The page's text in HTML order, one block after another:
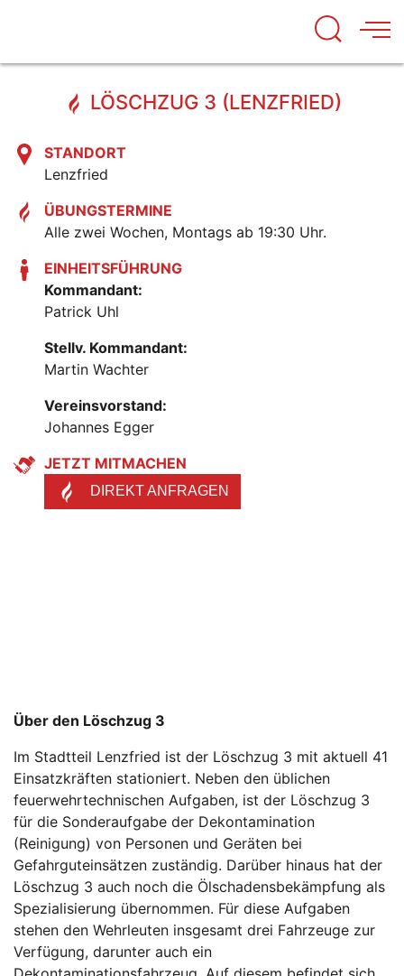
LÖSCHZUG 3 (LENZFRIED)
STANDORT
Lenzfried
ÜBUNGSTERMINE
Alle zwei Wochen, Montags ab 19:30 Uhr.
EINHEITSFÜHRUNG
Kommandant:
Patrick Uhl
Stellv. Kommandant:
Martin Wachter
Vereinsvorstand:
Johannes Egger
JETZT MITMACHEN
DIREKT ANFRAGEN
Über den Löschzug 3
Im Stadtteil Lenzfried ist der Löschzug 3 mit aktuell 41
Einsatzkräften stationiert. Neben den üblichen
feuerwehrtechnischen Aufgaben, ist der Löschzug 3
für die Sonderaufgabe der Dekontamination
(Reinigung) von Personen und Geräten bei
Gefahrguteinsätzen zuständig. Darüber hinaus hat der
Löschzug 3 auch noch die Ölschadensbekämpfung als
Spezialisierung übernommen. Für diese Aufgaben
stehen den Wehrleuten insgesamt drei Fahrzeuge zur
Verfügung, darunter auch ein